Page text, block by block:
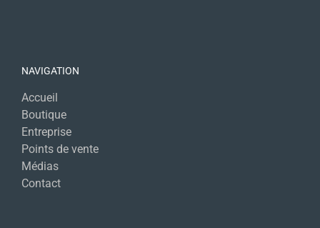
NAVIGATION
Accueil
Boutique
Entreprise
Points de vente
Médias
Contact